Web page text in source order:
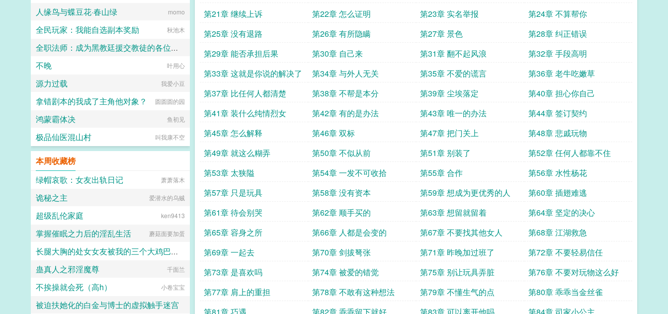
第21章 继续上诉
第22章 怎么证明 第23章 实名举报
第24章 不算帮你
第25章 没有退路
第26章 有所隐瞒 第27章 景色
第28章 纠正错误
第29章 能否承担后果
第30章 自己来 第31章 翻不起风浪
第32章 手段高明
第33章 这就是你说的解决了
第34章 与外人无关 第35章 不爱的谎言
第36章 老牛吃嫩草
第37章 比任何人都清楚
第38章 不帮是本分 第39章 尘埃落定
第40章 担心你自己
第41章 装什么纯情烈女
第42章 有的是办法 第43章 唯一的办法
第44章 签订契约
第45章 怎么解释
第46章 双标 第47章 把门关上
第48章 悲戚玩物
第49章 就这么糊弄
第50章 不似从前 第51章 别装了
第52章 任何人都靠不住
第53章 太狭隘
第54章 一发不可收拾 第55章 合作
第56章 水性杨花
第57章 只是玩具
第58章 没有资本 第59章 想成为更优秀的人
第60章 插翅难逃
第61章 待会别哭
第62章 顺手买的 第63章 想留就留着
第64章 坚定的决心
第65章 容身之所
第66章 人都是会变的 第67章 不要找其他女人
第68章 江湖救急
第69章 一起去
第70章 剑拔弩张 第71章 昨晚加过班了
第72章 不要轻易信任
第73章 是喜欢吗
第74章 被爱的错觉 第75章 别让玩具弄脏
第76章 不要对玩物这么好
第77章 肩上的重担
第78章 不敢有这种想法 第79章 不懂生气的点
第80章 乖乖当金丝雀
人缘鸟与蝶豆花·春山绿 momo
全民玩家：我能自选副本奖励 秋池木
全职法师：成为黑教廷援交教徒的各位婊子
小磊子
不晚 叶用心
源力过载 我爱小豆
拿错剧本的我成了主角他对象？ 圆圆圆的园
鸿蒙霸体决 鱼初见
极品仙医混山村 叫我康不空
本周收藏榜
绿帽哀歌：女友出轨日记
萧萧落木
诡秘之主 爱潜水的乌贼
超级乱伦家庭 ken9413
掌握催眠之力后的淫乱生活 蘑菇面要加蛋
长腿大胸的处女女友被我的三个大鸡巴室友轮番调教，狠狠灌精直到怀孕
158330
蛊真人之邪淫魔尊 千面兰
不挨操就会死（高h） 小卷宝宝
被迫扶她化的白金与博士的虚拟触手迷宫